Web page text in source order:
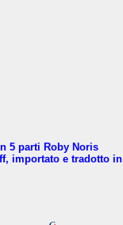
5 parti Roby Noris
importato e tradotto in